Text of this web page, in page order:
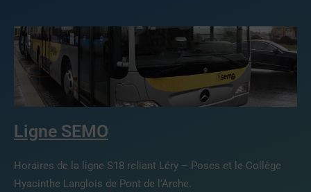
Ligne SEMO
Horaires de la ligne S18 reliant Léry – Poses et le Collège
Hyacinthe Langlois de Pont de l’Arche.